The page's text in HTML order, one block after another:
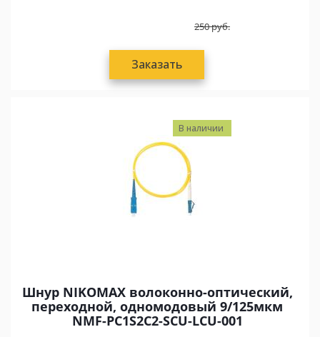
250руб.
Заказать
В наличии
Шнур NIKOMAX волоконно-оптический,
переходной, одномодовый 9/125мкм
NMF-PC1S2C2-SCU-LCU-001